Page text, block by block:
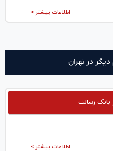
اطلاعات بیشتر >
در تهران
بانک رسالت
اطلاعات بیشتر >